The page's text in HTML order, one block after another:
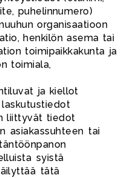
puhelinnumero)
organisaatioon
henkilön asema tai
toimipaikkakunta ja
toimiala,
ja kiellot
liittyvät tiedot
asiakassuhteen tai
syistä
tätä